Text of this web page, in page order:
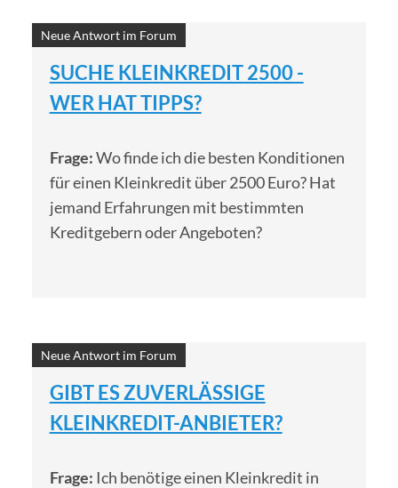
Neue Antwort im Forum
SUCHE KLEINKREDIT 2500 -
WER HAT TIPPS?
Frage:Wo finde ich die besten Konditionen
für einen Kleinkredit über 2500 Euro? Hat
jemand Erfahrungen mit bestimmten
Kreditgebern oder Angeboten?
Neue Antwort im Forum
GIBT ES ZUVERLÄSSIGE
KLEINKREDIT-ANBIETER?
Frage: Ich benötige einen Kleinkredit in